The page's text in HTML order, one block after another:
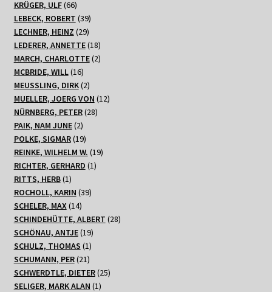
Produkte
KRÜGER, ULF 6666
Produkte
LEBECK, ROBERT 3939
Produkte
LECHNER, HEINZ 2929
Produkte
LEDERER, ANNETTE 1818
Produkte
MARCH, CHARLOTTE 22
MCBRIDE, WILL 1616
Produkte
MEUSSLING, DIRK 22
Produkte
MUELLER, JOERG VON 1212
NÜRNBERG, PETER 2828
PAIK, NAM JUNE 22
Produkte
POLKE, SIGMAR 1919
Produkte
REINKE, WILHELM W. 1919
RICHTER, GERHARD 11
RITTS, HERB 11
Produkt
ROCHOLL, KARIN 3939
SCHELER, MAX 1414
Produkte
SCHINDEHÜTTE, ALBERT 2828
SCHÖNAU, ANTJE 1919
Produkte
SCHULZ, THOMAS 11
Produkt
SCHUMANN, PER 2121
Produkte
SCHWERDTLE, DIETER 2525
SELIGER, MARK ALAN 11